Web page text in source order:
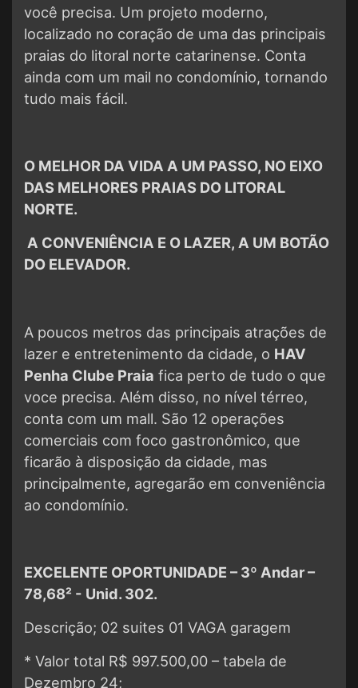
você precisa. Um projeto moderno,
localizado no coração de uma das principais
praias do litoral norte catarinense. Conta
ainda com um mail no condomínio, tornando
tudo mais fácil.
O MELHOR DA VIDA A UM PASSO, NO EIXO
DAS MELHORES PRAIAS DO LITORAL
NORTE.
A CONVENIÊNCIA E O LAZER, A UM BOTÃO
DO ELEVADOR.
A poucos metros das principais atrações de
lazer e entretenimento da cidade, o HAV
Penha Clube Praia fica perto de tudo o que
voce precisa. Além disso, no nível térreo,
conta com um mall. São 12 operações
comerciais com foco gastronômico, que
ficarão à disposição da cidade, mas
principalmente, agregarão em conveniência
ao condomínio.
EXCELENTE OPORTUNIDADE – 3º Andar –
78,68² - Unid. 302.
Descrição; 02 suites 01 VAGA garagem
* Valor total R$ 997.500,00 – tabela de
Dezembro 24;